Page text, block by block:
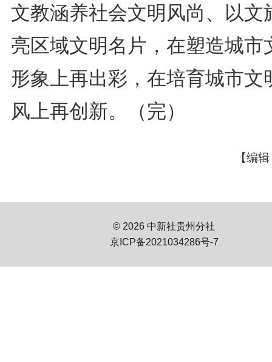
文教涵养社会文明风尚、以文
亮区域文明名片，在塑造城市
形象上再出彩，在培育城市文
风上再创新。（完）
【编
© 2026 中新社贵州分社
京ICP备2021034286号-7